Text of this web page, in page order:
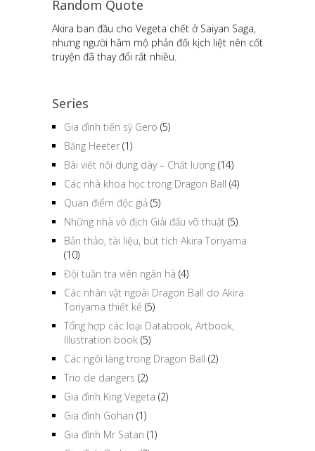
Random Quote
Người Saiyan chỉ thực sự lão hóa khi bắt đầu
bước sang tuổi 80
Băng Heeter (1)
Bài viết nội dung dày – Chất lượng
Các nhà khoa học trong Dragon Ball(4)
Quan điểm độc giả (5)
Những nhà vô địch Giải đấu võ thuật
Bản thảo, tài liệu, bút tích Akira Toriyama
(10)
Đội tuần tra viên ngân hà
Các nhân vật ngoài Dragon Ball do Akira
Toriyama thiết kế(5)
Tổng hợp các loại Databook, Artbook,
Illustration book(5)
Các ngôi làng trong Dragon Ball
Trio de dangers(2)
Gia đình King Vegeta
Gia đình Gohan(1)
Gia đình Mr Satan(1)
Gia đình Ox-king(2)